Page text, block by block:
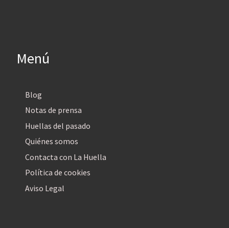
Menú
Blog
Notas de prensa
Huellas del pasado
Quiénes somos
Contacta con La Huella
Política de cookies
Aviso Legal